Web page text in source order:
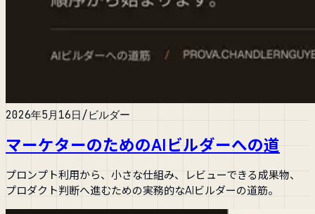
2026年5月16日 /ビルダー
マーケターのためのAIビルダーへの道
プロンプト利用から、小さな仕組み、レビューできる成果物、
プロダクト判断へ進むための実務的なAIビルダーの道筋。